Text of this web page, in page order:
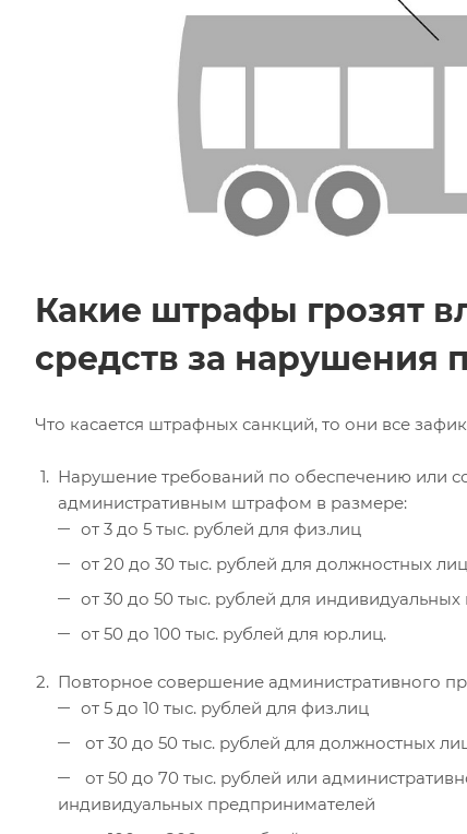
Какие штрафы грозят
средств за нарушения
Что касается штрафных санкций, то они все
Нарушение требований по обеспечению или
административным штрафом в размере:
от 3 до 5 тыс. рублей для физ.лиц
от 20 до 30 тыс. рублей для должностных лиц
от 30 до 50 тыс. рублей для
от 50 до 100 тыс. рублей для юр.лиц.
Повторное совершение административного
от 5 до 10 тыс. рублей для физ.лиц
от 30 до 50 тыс. рублей для должностных
от 50 до 70 тыс. рублей или
индивидуальных предпринимателей